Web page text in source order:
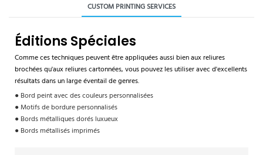
CUSTOM PRINTING SERVICES
Éditions Spéciales
Comme ces techniques peuvent être appliquées aussi bien aux reliures
brochées qu'aux reliures cartonnées, vous pouvez les utiliser avec d'excellents
résultats dans un large éventail de genres.
● Bord peint avec des couleurs personnalisées
● Motifs de bordure personnalisés
● Bords métalliques dorés luxueux
● Bords métallisés imprimés